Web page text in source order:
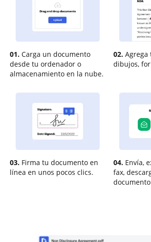
01. Carga un documento
desde tu ordenador o
almacenamiento en la nube.
02. Agrega
dibujos,
03. Firma tu documento en
línea en unos pocos clics.
04. Envía,
fax,